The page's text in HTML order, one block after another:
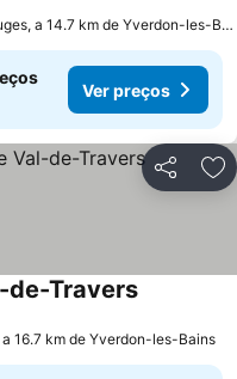
Saint-Aubin-Sauges, a 14.7 km de Yverdon-les-Bains
Ver preços
Partilhar
de-Travers
a 16.7 km de Yverdon-les-Bains